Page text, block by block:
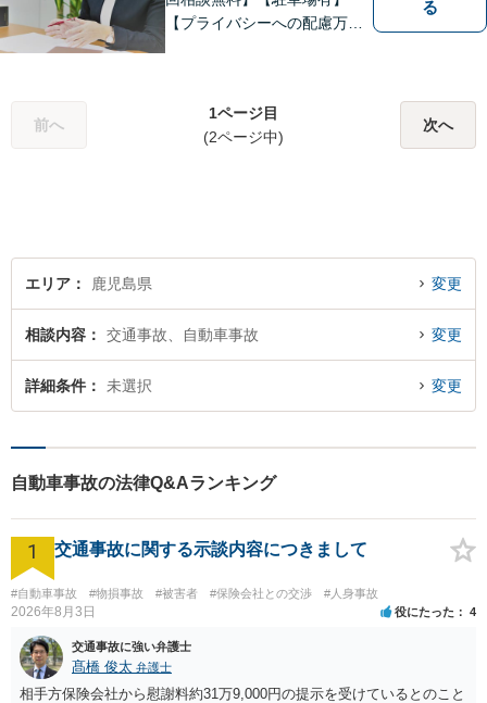
【プライバシーへの配慮万
る
前へ
1ページ目
(2ページ中)
次へ
エリア 鹿児島県 変更
相談内容 交通事故、自動車事故 変更
詳細条件 未選択 変更
自動車事故の法律Q&Aランキング
1 交通事故に関する示談内容につきまして
#自動車事故 #物損事故 #被害者 #保険会社との交渉 #人身事故
2026年8月3日 役にたった 4
交通事故に強い弁護士
髙橋 俊太 弁護士
相手方保険会社から慰謝料約31万9,000円の提示を受けているとのこと